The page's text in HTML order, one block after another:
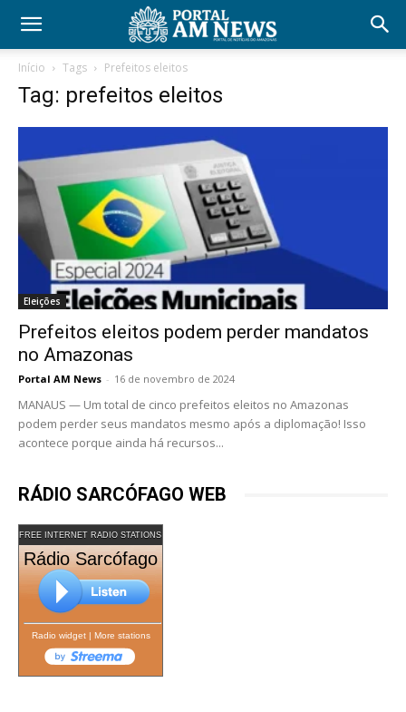
Início Tags Prefeitos eleitos
Tag: prefeitos eleitos
Eleições
Prefeitos eleitos podem perder mandatos
no Amazonas
Portal AM News - 16 de novembro de 2024
MANAUS — Um total de cinco prefeitos eleitos no Amazonas
podem perder seus mandatos mesmo após a diplomação! Isso
acontece porque ainda há recursos...
RÁDIO SARCÓFAGO WEB
FREE INTERNET RADIO STATIONS
Rádio Sarcófago
Radio widget| More stations